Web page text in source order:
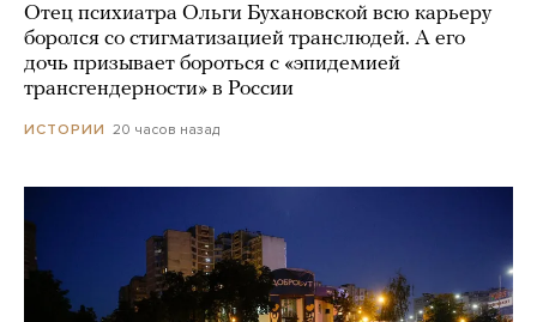
Отец психиатра Ольги Бухановской всю карьеру
боролся со стигматизацией транслюдей. А его
дочь призывает бороться с «эпидемией
трансгендерности» в России
ИСТОРИИ 20 часов назад